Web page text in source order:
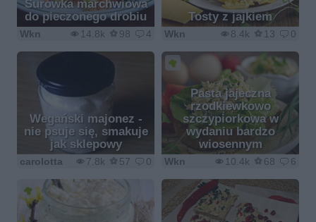
Surówka marchwiowa
do pieczonego drobiu
14.8k 98 4
Wkn
Tosty z jajkiem
8.4k 13 0
Wkn
Wegański majonez -
nie psuje się, smakuje
jak sklepowy
7.8k 57 0
carolotta
Pasta jajeczna
rzodkiewkowo
szczypiorkowa w
wydaniu bardzo
wiosennym
10.4k 68 6
Wkn